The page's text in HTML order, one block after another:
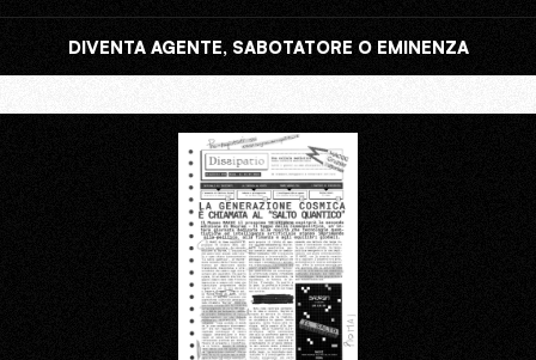
DIVENTA AGENTE, SABOTATORE O EMINENZA